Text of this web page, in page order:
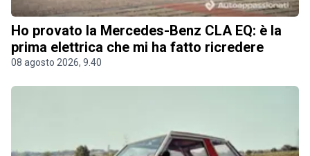
Ho provato la Mercedes-Benz CLA EQ: è la
prima elettrica che mi ha fatto ricredere
08 agosto 2026, 9.40